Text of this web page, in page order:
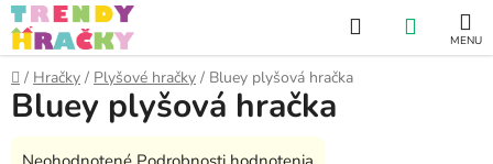
Prejsť
na
obsah
Hľadať
KOŠÍK
Domov
/ Hračky / Plyšové hračky / Bluey plyšová hračka
Bluey plyšová hračka